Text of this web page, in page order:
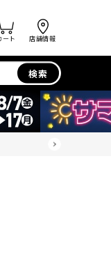
ート 店舗情報
検索